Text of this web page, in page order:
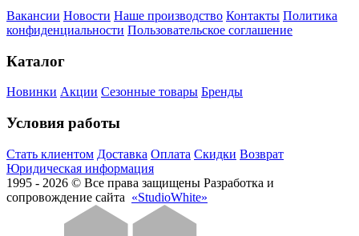
Вакансии Новости Наше производство Контакты Политика
конфиденциальности Пользовательское соглашение
Каталог
Новинки Акции Сезонные товары Бренды
Условия работы
Стать клиентом Доставка Оплата Скидки Возврат
Юридическая информация
1995 - 2026 © Все права защищены Разработка и
сопровождение сайта «StudioWhite»